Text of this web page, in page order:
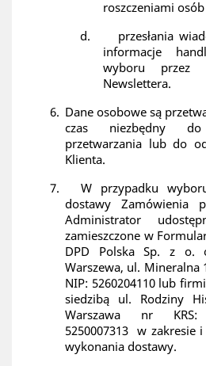
roszczeniami
d.
przesłania
informacje
wyboru przez
Newslettera.
6. Dane osobowe są
czas niezbędny
przetwarzania lub do
Klienta.
7.
W przypadku
dostawy Zamówienia
Administrator
zamieszczone w
DPD Polska Sp. z o.
Warszewa, ul. Mineralna
NIP: 5260204110 lub
siedzibą ul. Rodziny
Warszawa nr KRS:
5250007313 w zakresie
wykonania dostawy.